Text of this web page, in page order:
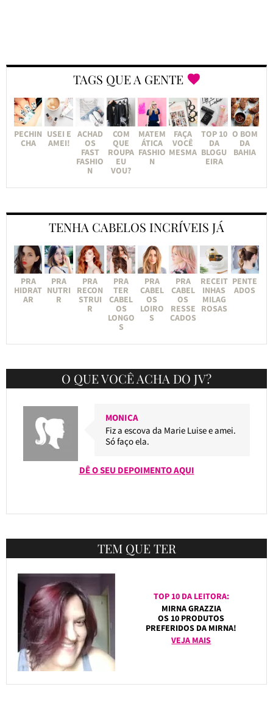
TAGS QUE A GENTE
PECHIN
CHA
USEI E
AMEI!
ACHAD
OS
FAST
FASHIO
N
COM
QUE
ROUPA
EU
VOU?
MATEM
ÁTICA
FASHIO
N
FAÇA
VOCÊ
MESMA
TOP 10
DA
BLOGU
EIRA
O BOM
DA
BAHIA
TENHA CABELOS INCRÍVEIS JÁ
PRA
HIDRAT
AR
PRA
NUTRI
R
PRA
RECON
STRUI
R
PRA
TER
CABEL
OS
LONGO
S
PRA
CABEL
OS
LOIRO
S
PRA
CABEL
OS
RESSE
CADOS
RECEIT
INHAS
MILAG
ROSAS
PENTE
ADOS
O QUE VOCÊ ACHA DO JV?
MONICA
Fiz a escova da Marie Luise e amei.
Só faço ela.
DÊ O SEU DEPOIMENTO AQUI
TEM QUE TER
TOP 10 DA LEITORA:
MIRNA GRAZZIA
OS 10 PRODUTOS
PREFERIDOS DA MIRNA!
VEJA MAIS